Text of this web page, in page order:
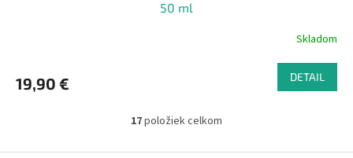
50 ml
Skladom
19,90 € DETAIL
O
17položiek celkom